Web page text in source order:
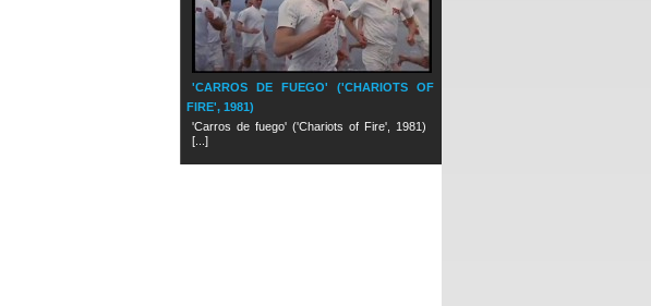
'CARROS DE FUEGO' ('CHARIOTS OF
FIRE', 1981)
'Carros de fuego' ('Chariots of Fire', 1981)
[...]